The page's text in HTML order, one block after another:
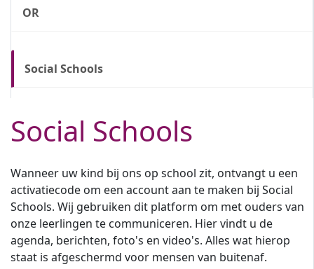
OR
Social Schools
Social Schools
Wanneer uw kind bij ons op school zit, ontvangt u een
activatiecode om een account aan te maken bij Social
Schools. Wij gebruiken dit platform om met ouders van
onze leerlingen te communiceren. Hier vindt u de
agenda, berichten, foto's en video's. Alles wat hierop
staat is afgeschermd voor mensen van buitenaf.